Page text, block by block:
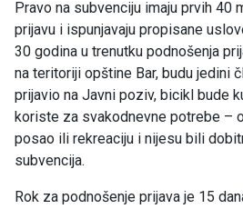
Pravo na subvenciju imaju prvih 40
prijavu i ispunjavaju propisane
30 godina u trenutku podnošenja
na teritoriji opštine Bar, budu jedini
prijavio na Javni poziv, bicikl bude
koriste za svakodnevne potrebe –
posao ili rekreaciju i nijesu bili
subvencija.
Rok za podnošenje prijava je 15